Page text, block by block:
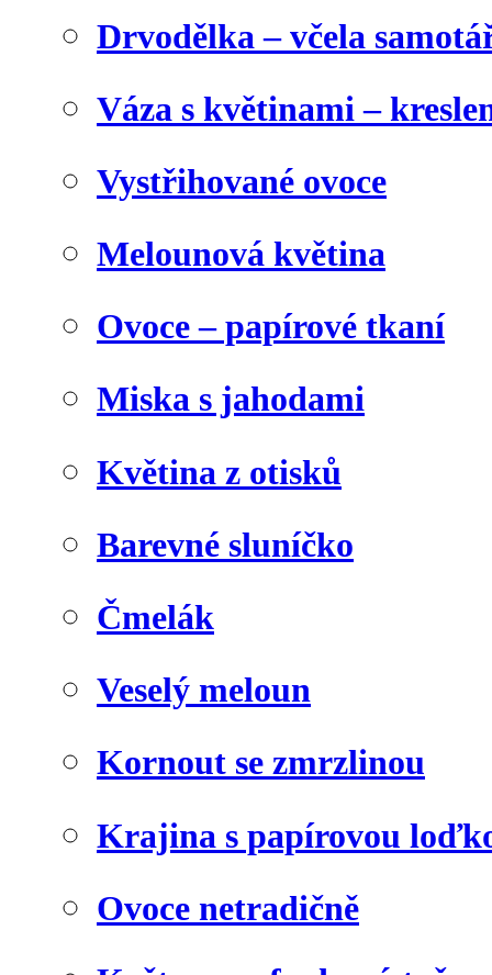
Drvodělka – včela
Váza s květinami –
Vystřihované ovoce
Melounová květina
Ovoce – papírové tkaní
Miska s jahodami
Květina z otisků
Barevné sluníčko
Čmelák
Veselý meloun
Kornout se zmrzlinou
Krajina s papírovou
Ovoce netradičně